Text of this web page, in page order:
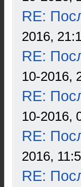
RE:
2016,
RE:
10-2016,
RE:
10-2016,
RE:
2016,
RE: